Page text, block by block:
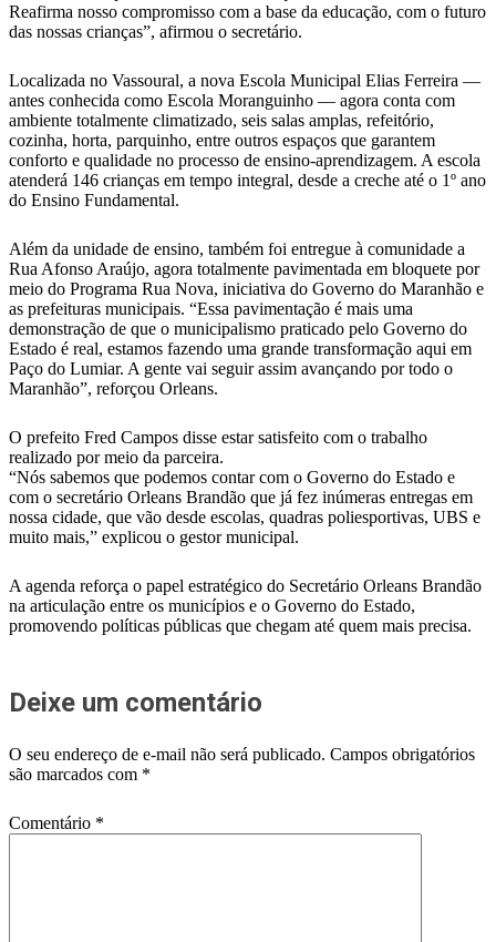
Reafirma nosso compromisso com a base da educação, com o futuro
das nossas crianças”, afirmou o secretário.
Localizada no Vassoural, a nova Escola Municipal Elias Ferreira —
antes conhecida como Escola Moranguinho — agora conta com
ambiente totalmente climatizado, seis salas amplas, refeitório,
cozinha, horta, parquinho, entre outros espaços que garantem
conforto e qualidade no processo de ensino-aprendizagem. A escola
atenderá 146 crianças em tempo integral, desde a creche até o 1º ano
do Ensino Fundamental.
Além da unidade de ensino, também foi entregue à comunidade a
Rua Afonso Araújo, agora totalmente pavimentada em bloquete por
meio do Programa Rua Nova, iniciativa do Governo do Maranhão e
as prefeituras municipais. “Essa pavimentação é mais uma
demonstração de que o municipalismo praticado pelo Governo do
Estado é real, estamos fazendo uma grande transformação aqui em
Paço do Lumiar. A gente vai seguir assim avançando por todo o
Maranhão”, reforçou Orleans.
O prefeito Fred Campos disse estar satisfeito com o trabalho
realizado por meio da parceira.
“Nós sabemos que podemos contar com o Governo do Estado e
com o secretário Orleans Brandão que já fez inúmeras entregas em
nossa cidade, que vão desde escolas, quadras poliesportivas, UBS e
muito mais,” explicou o gestor municipal.
A agenda reforça o papel estratégico do Secretário Orleans Brandão
na articulação entre os municípios e o Governo do Estado,
promovendo políticas públicas que chegam até quem mais precisa.
Deixe um comentário
O seu endereço de e-mail não será publicado. Campos obrigatórios
são marcados com *
Comentário *